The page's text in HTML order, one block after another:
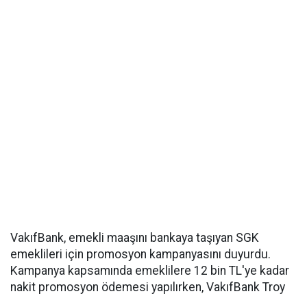
VakıfBank, emekli maaşını bankaya taşıyan SGK
emeklileri için promosyon kampanyasını duyurdu.
Kampanya kapsamında emeklilere 12 bin TL'ye kadar
nakit promosyon ödemesi yapılırken, VakıfBank Troy